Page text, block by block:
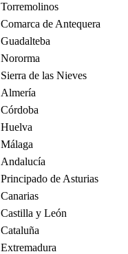
Torremolinos
Comarca de Antequera
Guadalteba
Nororma
Sierra de las Nieves
Almería
Córdoba
Huelva
Málaga
Andalucía
Principado de Asturias
Canarias
Castilla y León
Cataluña
Extremadura